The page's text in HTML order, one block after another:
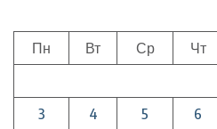
Пн Вт Ср Чт
3
4 5 6